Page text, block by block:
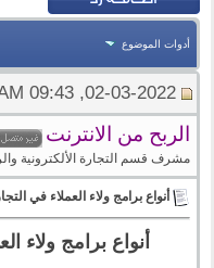
أدوات الموضوع
02-03-2022, 09:43 AM
الربح من الانترنت
مشرف قسم التجارة الألكترونية
أنواع برامج ولاء العملاء في
أنواع برامج ولاء